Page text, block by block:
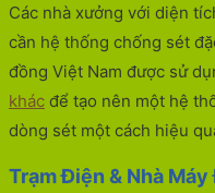
Các nhà xưởng với diện
cần hệ thống chống sét
đồng Việt Nam được sử
khác để tạo nên một hệ
dòng sét một cách hiệu
Trạm Điện & Nhà